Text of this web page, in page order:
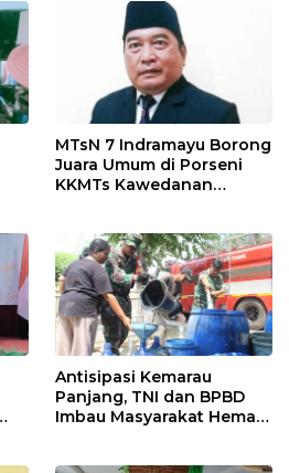
MTsN 7 Indramayu Borong
Juara Umum di Porseni
KKMTs Kawedanan
Antisipasi Kemarau
Panjang, TNI dan BPBD
Imbau Masyarakat Hemat